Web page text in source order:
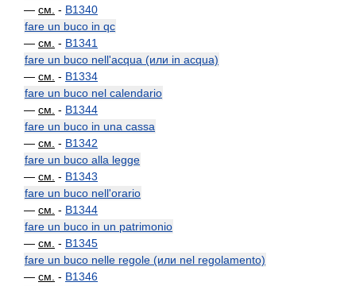
— см. - B1340
fare un buco in qc
— см. - B1341
fare un buco nell'acqua (или in acqua)
— см. - B1334
fare un buco nel calendario
— см. - B1344
fare un buco in una cassa
— см. - B1342
fare un buco alla legge
— см. - B1343
fare un buco nell'orario
— см. - B1344
fare un buco in un patrimonio
— см. - B1345
fare un buco nelle regole (или nel regolamento)
— см. - B1346